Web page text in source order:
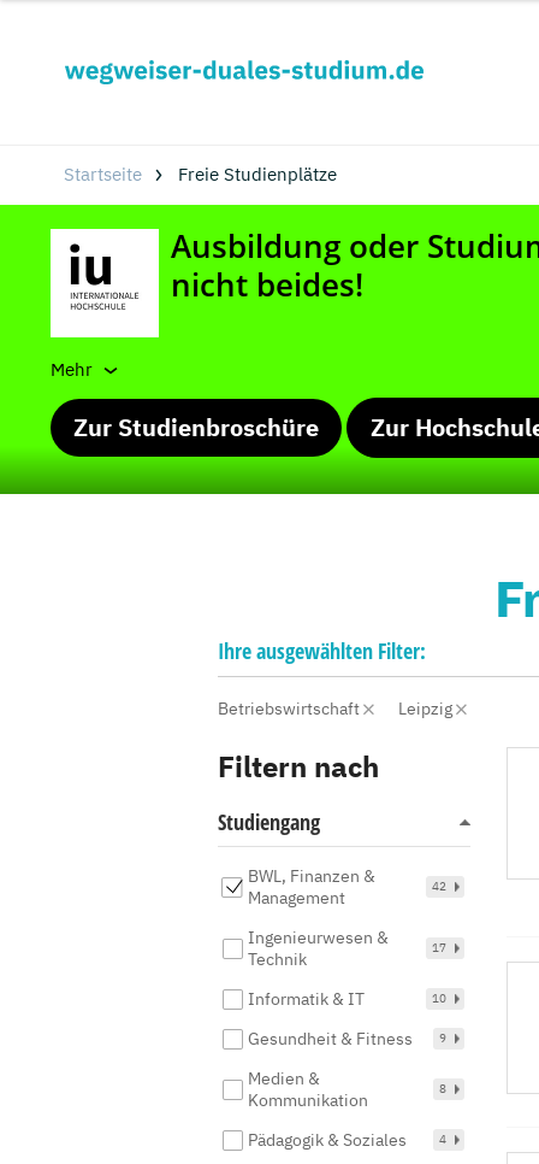
Startseite Freie Studienplätze
Mehr
Zur Studienbroschüre Zur
Ihreausgewählten Filter:
Betriebswirtschaft Leipzig
Filtern nach
Studiengang
BWL, Finanzen &
Management
42
Ingenieurwesen &
Technik
17
Informatik & IT 10
Gesundheit & Fitness 9
Medien &
Kommunikation
8
Pädagogik & Soziales 4